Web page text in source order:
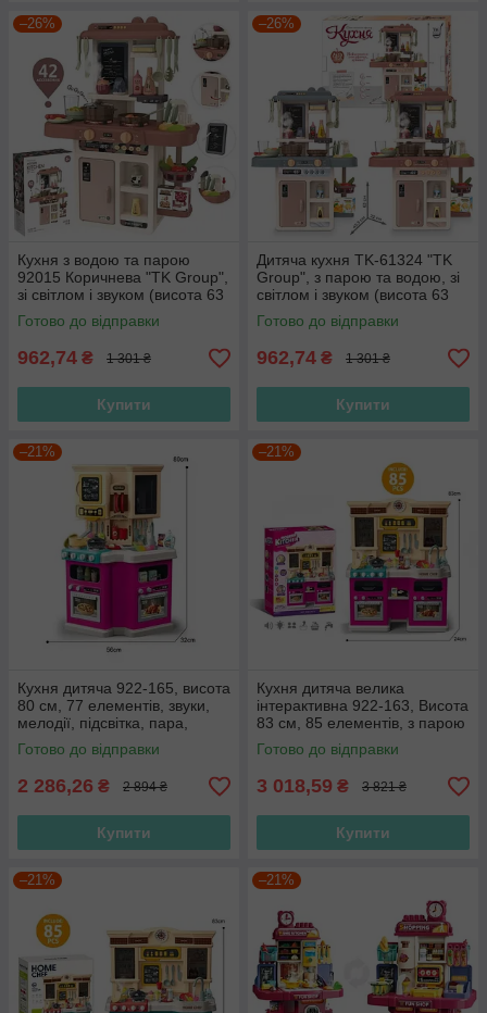
–26%
Кухня з водою та парою
92015 Коричнева "TK Group",
зі світлом і звуком (висота 63
см)
Готово до відправки
962,74 ₴ 1 301 ₴
Купити
–26%
Дитяча кухня TK-61324 "TK
Group", з парою та водою, зі
світлом і звуком (висота 63
см), 42 елементи
Готово до відправки
962,74 ₴ 1 301 ₴
Купити
–21%
Кухня дитяча 922-165, висота
80 см, 77 елементів, звуки,
мелодії, підсвітка, пара,
автоматичне подавання води
Готово до відправки
2 286,26 ₴ 2 894 ₴
Купити
–21%
Кухня дитяча велика
інтерактивна 922-163, Висота
83 см, 85 елементів, з парою
і водою, світлом і звуками
Готово до відправки
3 018,59 ₴ 3 821 ₴
Купити
–21% –21%